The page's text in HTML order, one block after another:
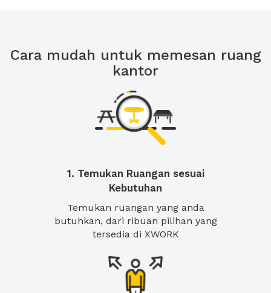
Cara mudah untuk memesan ruang
kantor
1. Temukan Ruangan sesuai
Kebutuhan
Temukan ruangan yang anda
butuhkan, dari ribuan pilihan yang
tersedia di XWORK